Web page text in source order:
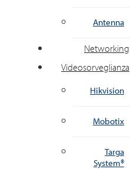
Antenna
Networking
Videosorveglianza
Hikvision
Mobotix
Targa
System®